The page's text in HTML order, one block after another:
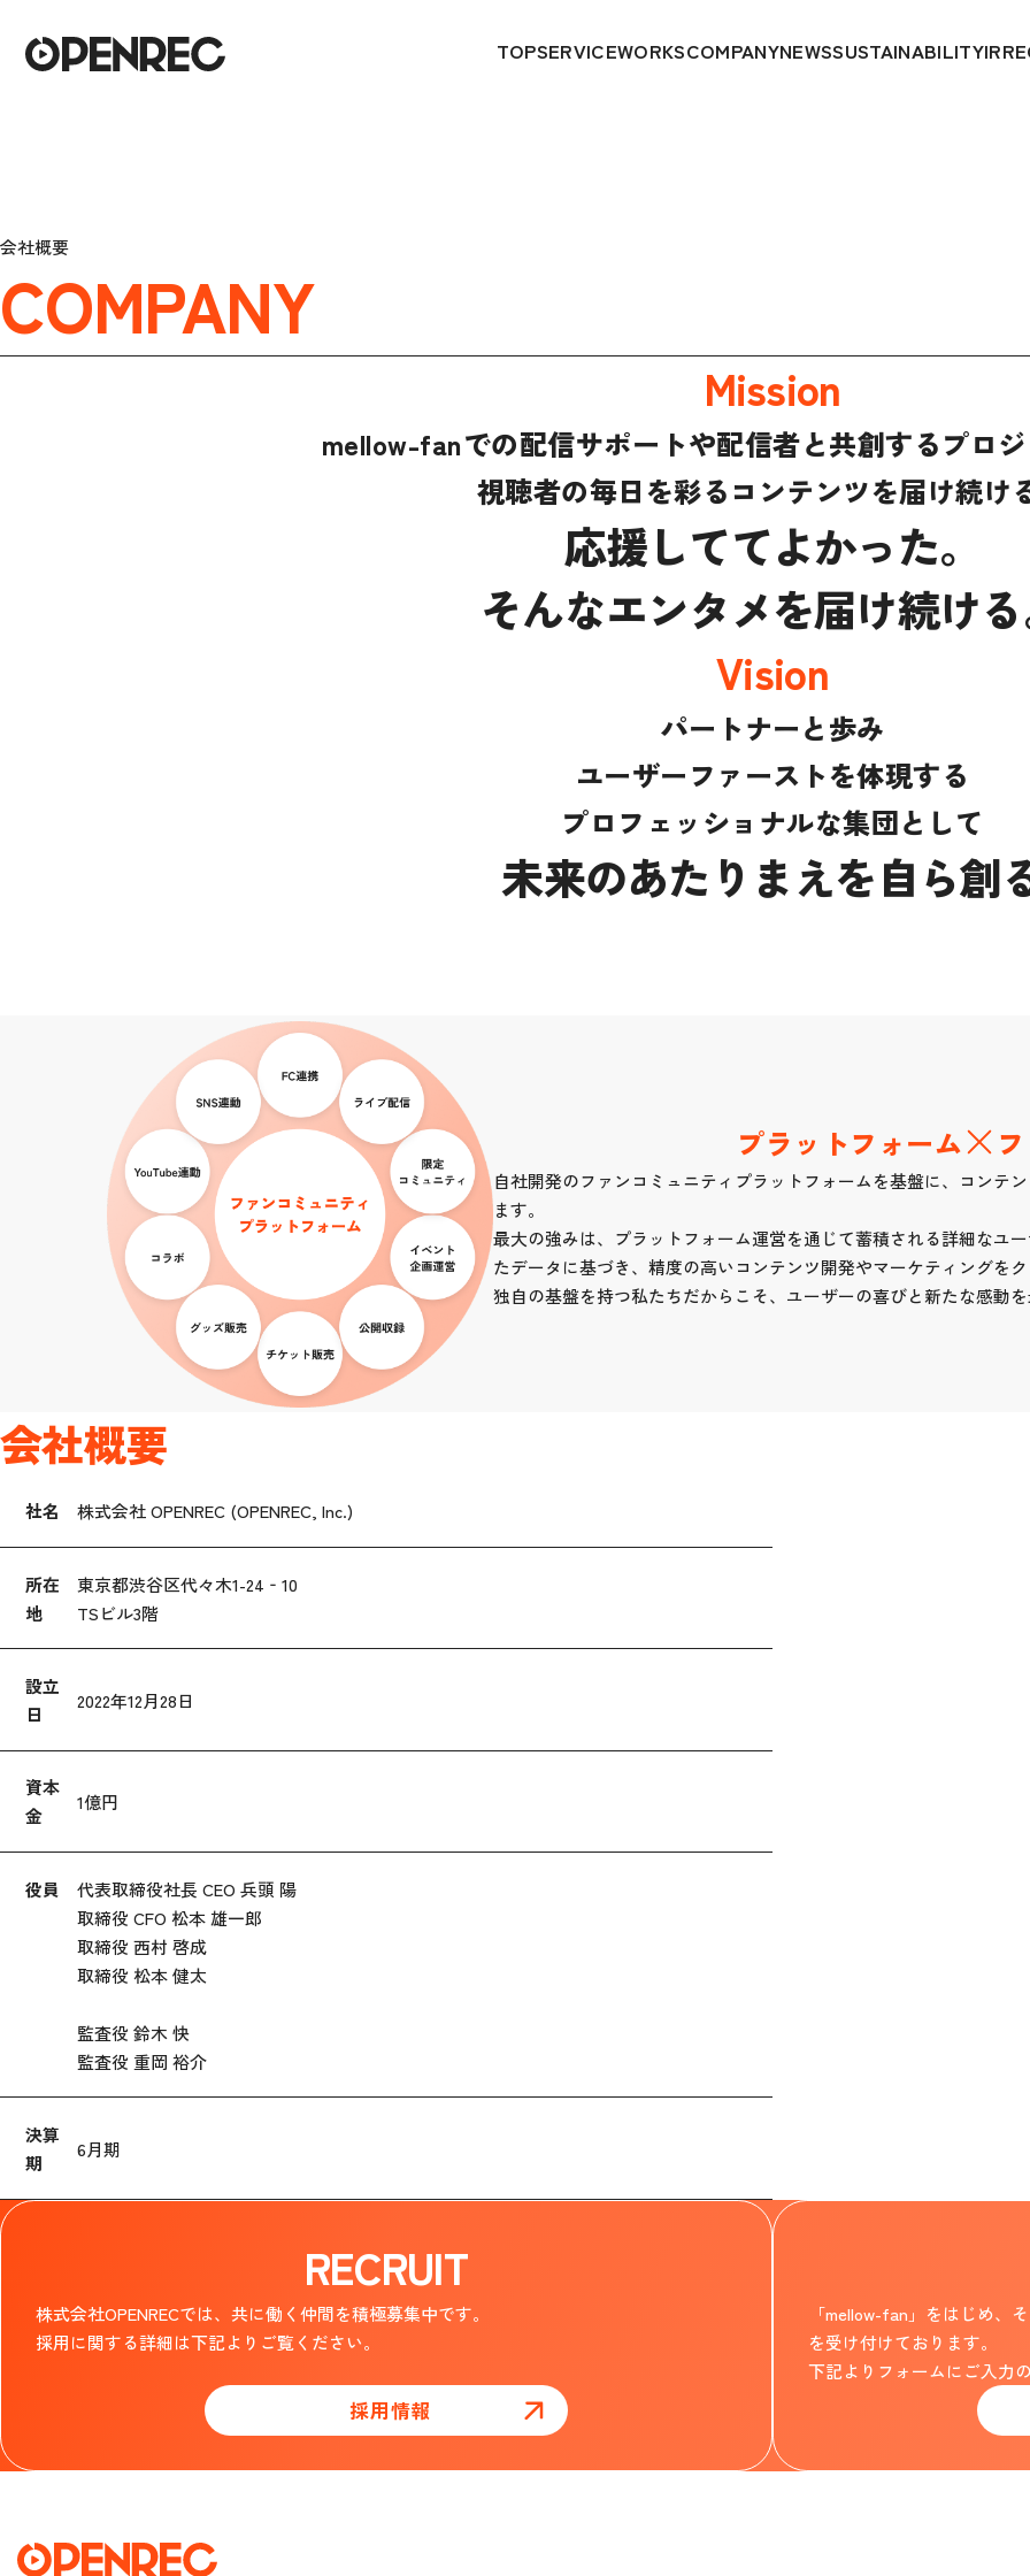
TOPSERVICEWORKSCOMPANYNEWSSUSTAINABILITYIR
会社概要
COMPANY
Mission
mellow-fanでの配信サポートや配信者と共創するプロ
視聴者の毎日を彩る コンテンツを届け続け
応援しててよかった。
そんなエンタメを届け続け
Vision
パートナーと歩み
ユーザーファーストを体現する
プロフェッショナルな集団として
未来のあたりまえを自ら創
プラットフォーム
自社開発のファンコミュニティプラットフォームを基盤に、コンテ
ます。
最大の強みは、プラットフォーム運営を通じて蓄積される詳細なユ
たデータに基づき、精度の高いコンテンツ開発やマーケティングを
独自の基盤を持つ私たちだからこそ、ユーザーの喜びと新たな感動
会社概要
社名 株式会社 OPENREC (OPENREC, Inc.)
所在
地
東京都渋谷区代々木1-24‐10
TSビル3階
設立
日
2022年12月28日
資本
金
1億円
役員
代表取締役社長 CEO 兵頭 陽
取締役 CFO 松本 雄一郎
取締役 西村 啓成
取締役 松本 健太
監査役 鈴木 快
監査役 重岡 裕介
決算
期
6月期
RECRUIT
株式会社OPENRECでは、共に働く仲間を積極募集中です。
採用に関する詳細は下記よりご覧ください。
採用情報
「mellow-fan」をはじめ、
を受け付けております。
下記よりフォームにご入力